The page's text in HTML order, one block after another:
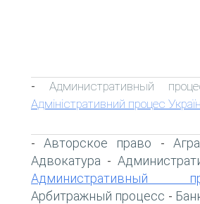
- Административный
Адміністративний процес
-Авторское право -
Адвокатура -
Административный
Арбитражный процесс -